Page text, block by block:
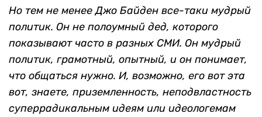
Но тем не менее Джо Байден все-таки мудрый
политик. Он не полоумный дед, которого
показывают часто в разных СМИ. Он мудрый
политик, грамотный, опытный, и он понимает,
что общаться нужно. И, возможно, его вот эта
вот, знаете, приземленность, неподвластность
суперрадикальным идеям или идеологемам